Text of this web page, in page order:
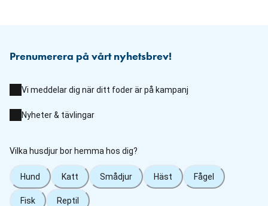
Prenumerera på vårt nyhetsbrev!
Vi meddelar dig när ditt foder är på kampanj
Nyheter & tävlingar
Vilka husdjur bor hemma hos dig?
Hund Katt Smådjur Häst Fågel
Fisk Reptil